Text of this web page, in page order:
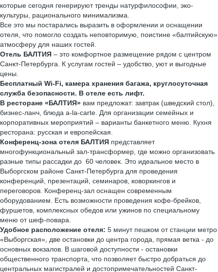
которые сегодня генерируют тренды натурфилософии, эко-
культуры, рационального минимализма.
Все это мы постарались выразить в оформлении и оснащении
отеля, что помогло создать неповторимую, поистине «балтийскую»
атмосферу для наших гостей.
Отель БАЛТИЯ – это комфортное размещение рядом с центром
Санкт-Петербурга. К услугам гостей – удобство, уют и выгодные
цены.
Бесплатный Wi-Fi, камера хранения багажа, круглосуточная
служба безопасности. В отеле есть лифт.
В ресторане «БАЛТИЯ» вам предложат: завтрак (шведский стол),
бизнес-ланч, блюда a-la-carte. Для организации семейных и
корпоративных мероприятий – варианты банкетного меню. Кухня
ресторана: русская и европейская.
Конференц-зона отеля БАЛТИЯ представляет
многофункциональный зал-трансформер, где можно организовать
разные типы рассадки до 60 человек. Это идеальное место в
Выборгском районе Санкт-Петербурга для проведения
конференций, презентаций, семинаров, коворкингов и
переговоров. Конференц-зал оснащен современным
оборудованием. Есть возможности проведения кофе-брейков,
фуршетов, комплексных обедов или ужинов по специальному
меню от шеф-повара.
Удобное расположение отеля: 5 минут пешком от станции метро
«Выборгская», две остановки до центра города, прямая ветка - до
основных вокзалов. В шаговой доступности - остановки
общественного транспорта, что позволяет быстро добраться до
центральных магистралей и достопримечательностей Санкт-